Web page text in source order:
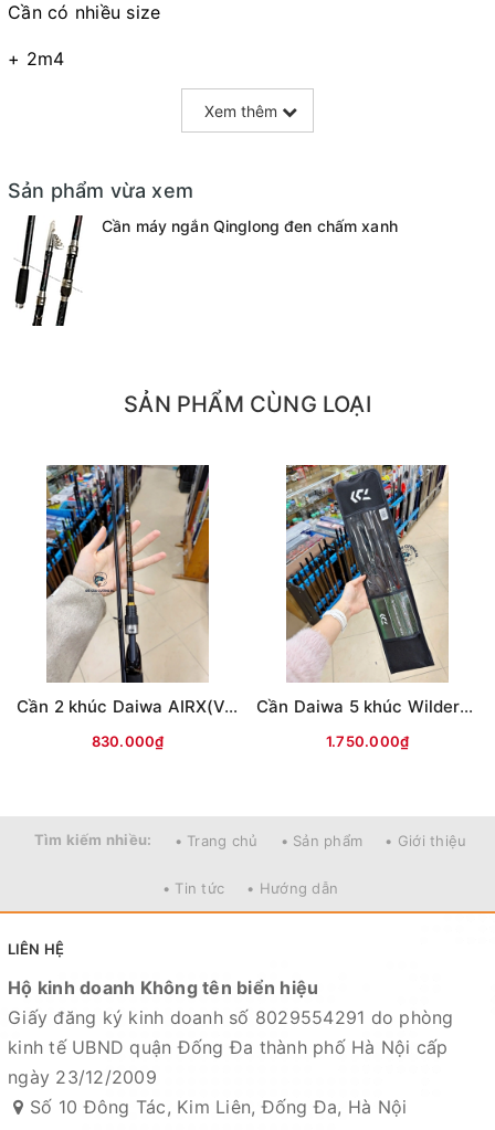
Cần có nhiều size
+ 2m4
+ 3m6
Khi thu gọn cần có kích thước: Dài 68 cm
Mọi thắc mắc liên hệ SĐT
: 098.138.9928 - 098.902.9066 - 090.565.6668 -
091.258.3939
để được giải đáp.
CAM KẾT CỦA CỬA HÀNG CHÚNG TÔI
Đồ câu chính hãng, đúng thông tin mô tả và sản phẩm
Xem thêm
Sản phẩm vừa xem
Cần máy ngắn Qinglong đen chấm xanh
SẢN PHẨM CÙNG LOẠI
Cần 2 khúc Daiwa AIRX(Vân chéo nâu)
830.000₫
Cần Daiwa 5 khúc Wilderness X 23(WD)
1.750.000₫
Tìm kiếm nhiều: • Trang chủ • Sản phẩm • Giới thiệu
• Tin tức • Hướng dẫn
LIÊN HỆ
Hộ kinh doanh Không tên biển hiệu
Giấy đăng ký kinh doanh số 8029554291 do phòng
kinh tế UBND quận Đống Đa thành phố Hà Nội cấp
ngày 23/12/2009
Số 10 Đông Tác, Kim Liên, Đống Đa, Hà Nội